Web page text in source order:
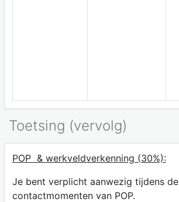
Toetsing (vervolg)
POP & werkveldverkenning (30%):
Je bent verplicht aanwezig tijdens de
contactmomenten van POP.